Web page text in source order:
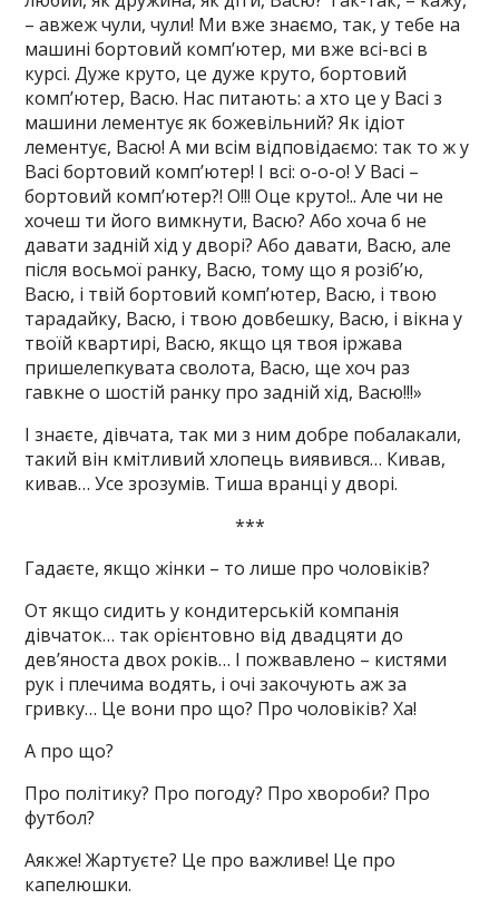
– авжеж чули, чули! Ми вже знаємо, так, у тебе на
машині бортовий комп’ютер, ми вже всі-всі в
курсі. Дуже круто, це дуже круто, бортовий
комп’ютер, Васю. Нас питають: а хто це у Васі з
машини лементує як божевільний? Як ідіот
лементує, Васю! А ми всім відповідаємо: так то ж у
Васі бортовий комп’ютер! І всі: о-о-о! У Васі –
бортовий комп’ютер?! О!!! Оце круто!.. Але чи не
хочеш ти його вимкнути, Васю? Або хоча б не
давати задній хід у дворі? Або давати, Васю, але
після восьмої ранку, Васю, тому що я розіб’ю,
Васю, і твій бортовий комп’ютер, Васю, і твою
тарадайку, Васю, і твою довбешку, Васю, і вікна у
твоїй квартирі, Васю, якщо ця твоя іржава
пришелепкувата сволота, Васю, ще хоч раз
гавкне о шостій ранку про задній хід, Васю!!!»
І знаєте, дівчата, так ми з ним добре побалакали,
такий він кмітливий хлопець виявився… Кивав,
кивав… Усе зрозумів. Тиша вранці у дворі.
***
Гадаєте, якщо жінки – то лише про чоловіків?
От якщо сидить у кондитерській компанія
дівчаток… так орієнтовно від двадцяти до
дев’яноста двох років… І пожвавлено – кистями
рук і плечима водять, і очі закочують аж за
гривку… Це вони про що? Про чоловіків? Ха!
А про що?
Про політику? Про погоду? Про хвороби? Про
футбол?
Аякже! Жартуєте? Це про важливе! Це про
капелюшки.